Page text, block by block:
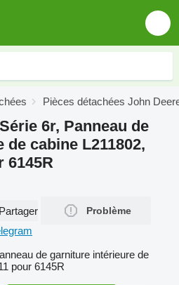
Pièces détachées John
6r, Panneau de
cabine L211802,
6145R
Partager Problème
de garniture intérieure de
pour 6145R